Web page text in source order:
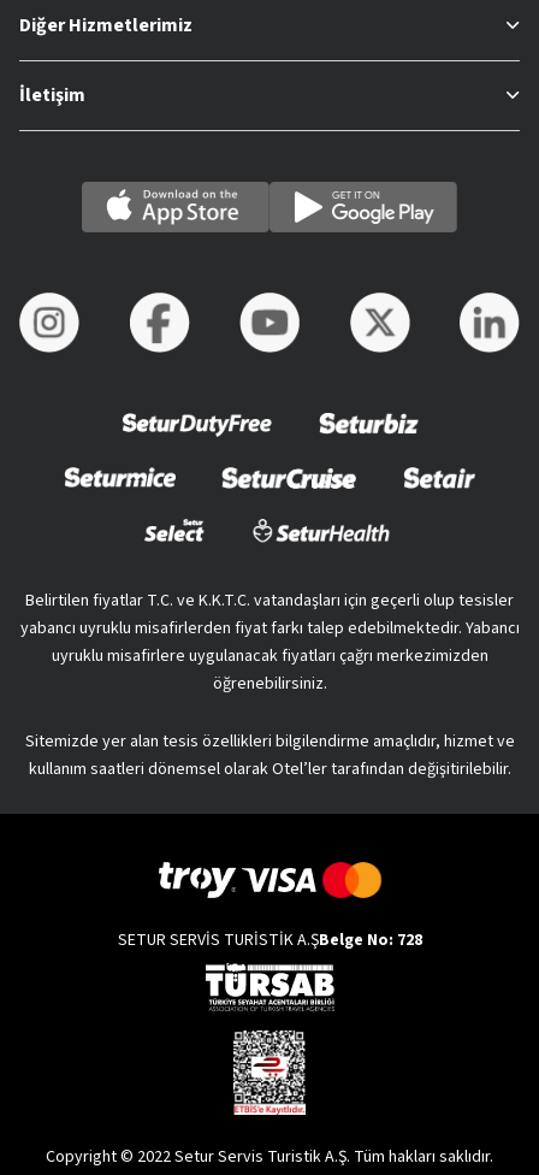
Diğer Hizmetlerimiz
İletişim
Belirtilen fiyatlar T.C. ve K.K.T.C. vatandaşları için geçerli olup tesisler
yabancı uyruklu misafirlerden fiyat farkı talep edebilmektedir. Yabancı
uyruklu misafirlere uygulanacak fiyatları çağrı merkezimizden
öğrenebilirsiniz.
Sitemizde yer alan tesis özellikleri bilgilendirme amaçlıdır, hizmet ve
kullanım saatleri dönemsel olarak Otel’ler tarafından değişitirilebilir.
SETUR SERVİS TURİSTİK A.ŞBelge No: 728
Copyright © 2022 Setur Servis Turistik A.Ş. Tüm hakları saklıdır.